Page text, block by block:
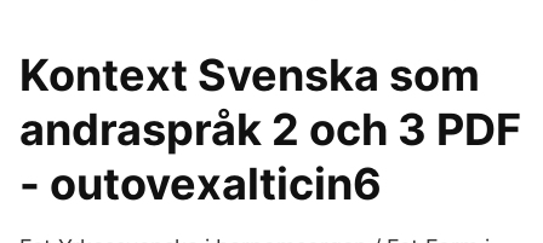
Kontext Svenska som
andraspråk 2 och 3 PDF
- outovexalticin6